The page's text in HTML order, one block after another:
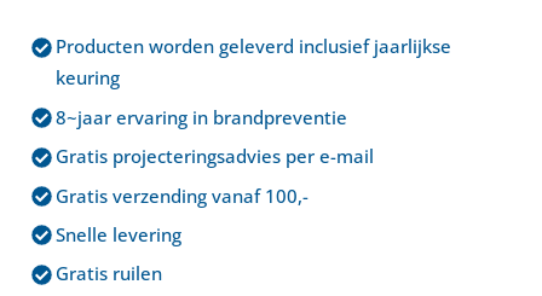
draadloos
aantal
Producten worden geleverd inclusief jaarlijkse
keuring
8~jaar ervaring in brandpreventie
Gratis projecteringsadvies per e-mail
Gratis verzending vanaf 100,-
Snelle levering
Gratis ruilen